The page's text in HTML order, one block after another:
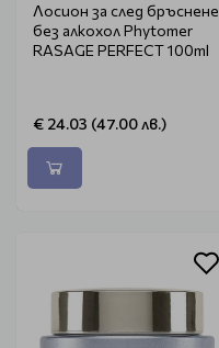
Лосион за след бръснене
без алкохол Phytomer
RASAGE PERFECT 100ml
€ 24.03 (47.00 лв.)